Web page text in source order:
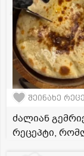
შეინახე
ძალიან
რეცეპტი,